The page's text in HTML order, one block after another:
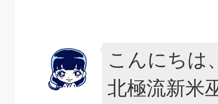
こんにちは
北極流新米